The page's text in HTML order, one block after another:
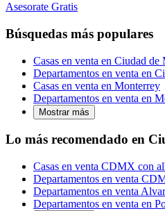
Asesorate Gratis
Búsquedas más populares
Casas en venta en Ciudad de
Departamentos en venta en
Casas en venta en Monterrey
Departamentos en venta en
Mostrar más
Lo más recomendado en
Casas en venta CDMX con
Departamentos en venta
Departamentos en venta
Departamentos en venta en